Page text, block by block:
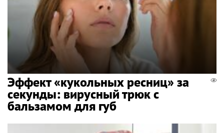
Эффект «кукольных ресниц» за
секунды: вирусный трюк с
бальзамом для губ